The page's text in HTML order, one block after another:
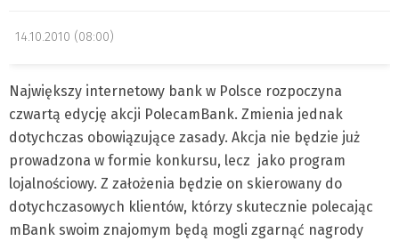
14.10.2010 (08:00)
Największy internetowy bank w Polsce rozpoczyna
czwartą edycję akcji PolecamBank. Zmienia jednak
dotychczas obowiązujące zasady. Akcja nie będzie już
prowadzona w formie konkursu, lecz jako program
lojalnościowy. Z założenia będzie on skierowany do
dotychczasowych klientów, którzy skutecznie polecając
mBank swoim znajomym będą mogli zgarnąć nagrody